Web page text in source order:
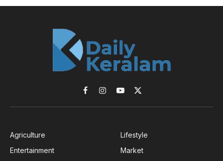
Facebook
InstagramYouTube
X
(Twitter)
Agriculture
Entertainment
Lifestyle
Market